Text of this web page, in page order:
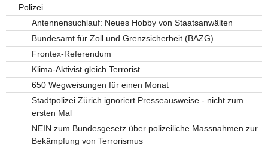
Polizei
Antennensuchlauf: Neues Hobby von Staatsanwälten
Bundesamt für Zoll und Grenzsicherheit (BAZG)
Frontex-Referendum
Klima-Aktivist gleich Terrorist
650 Wegweisungen für einen Monat
Stadtpolizei Zürich ignoriert Presseausweise - nicht zum
ersten Mal
NEIN zum Bundesgesetz über polizeiliche Massnahmen zur
Bekämpfung von Terrorismus